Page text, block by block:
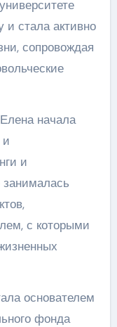
и стала активно
сопровождая
начала
и
и
с которыми
основателем
фонда